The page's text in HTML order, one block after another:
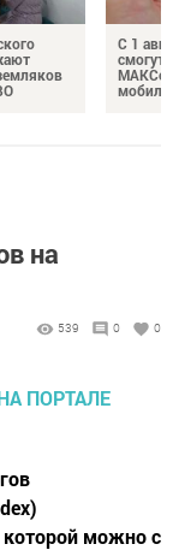
С 1
смогут
МАКСом
на
539 0 0
можно с